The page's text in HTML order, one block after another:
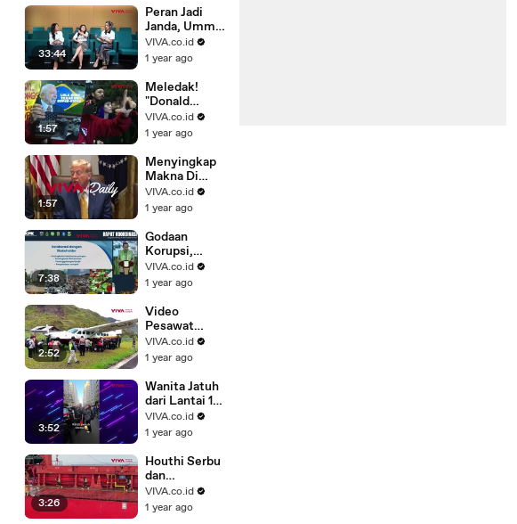
Bandara
33:44
Peran Jadi
Janda, Ummi
Quary Curhat
Tegar Usai
VIVA.co.id
1 year ago
1:57
Meledak!
"Donald
Trump"
Dibakar
Pedemo
VIVA.co.id
1 year ago
1:57
Menyingkap
Makna Di
Balik Foto
Trump Pakai
Superman
VIVA.co.id
1 year ago
7:38
Godaan
Korupsi,
Pramono
Anung selalu
Wajah Cucu
VIVA.co.id
1 year ago
2:52
Video
Pesawat
Pecah Ban
Saat
Bandara Mulia
Papua
VIVA.co.id
1 year ago
3:52
Wanita Jatuh
dari Lantai 19
Gegara Pria
Misterius
VIVA.co.id
1 year ago
3:26
Houthi Serbu
dan
Tenggelamka
n Kapal di
VIVA.co.id
1 year ago